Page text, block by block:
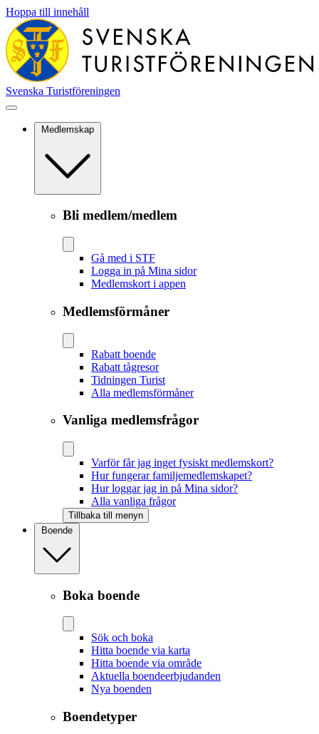
Hoppa till innehåll
Svenska Turistföreningen
Medlemskap
Bli medlem/medlem
Gå med i STF
Logga in på Mina sidor
Medlemskort i appen
Medlemsförmåner
Rabatt boende
Rabatt tågresor
Tidningen Turist
Alla medlemsförmåner
Vanliga medlemsfrågor
Varför får jag inget fysiskt medlemskort?
Hur fungerar familjemedlemskapet?
Hur loggar jag in på Mina sidor?
Alla vanliga frågor
Tillbaka till menyn
Boende
Boka boende
Sök och boka
Hitta boende via karta
Hitta boende via område
Aktuella boendeerbjudanden
Nya boenden
Boendetyper